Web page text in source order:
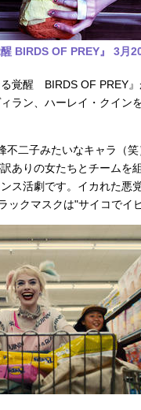
BIRDS OF PREY』 3月
覚醒 BIRDS OF PREY』
ラン、ハーレイ・クイン
二子みたいなキャラ（笑
ありの女たちとチームを
ス活劇です。イカれた悪
クマスクは"サイコでイ